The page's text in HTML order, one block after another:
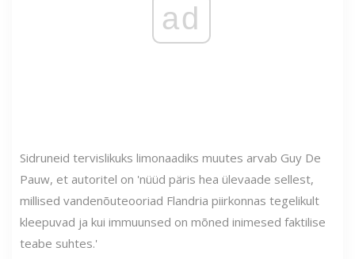
ad
Sidruneid tervislikuks limonaadiks muutes arvab Guy De
Pauw, et autoritel on 'nüüd päris hea ülevaade sellest,
millised vandenõuteooriad Flandria piirkonnas tegelikult
kleepuvad ja kui immuunsed on mõned inimesed faktilise
teabe suhtes.'